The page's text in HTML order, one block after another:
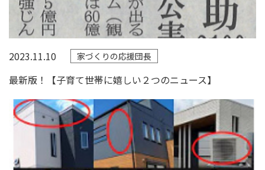
2023.11.10 家づくりの応援団長
最新版！【子育て世帯に嬉しい２つのニュース】